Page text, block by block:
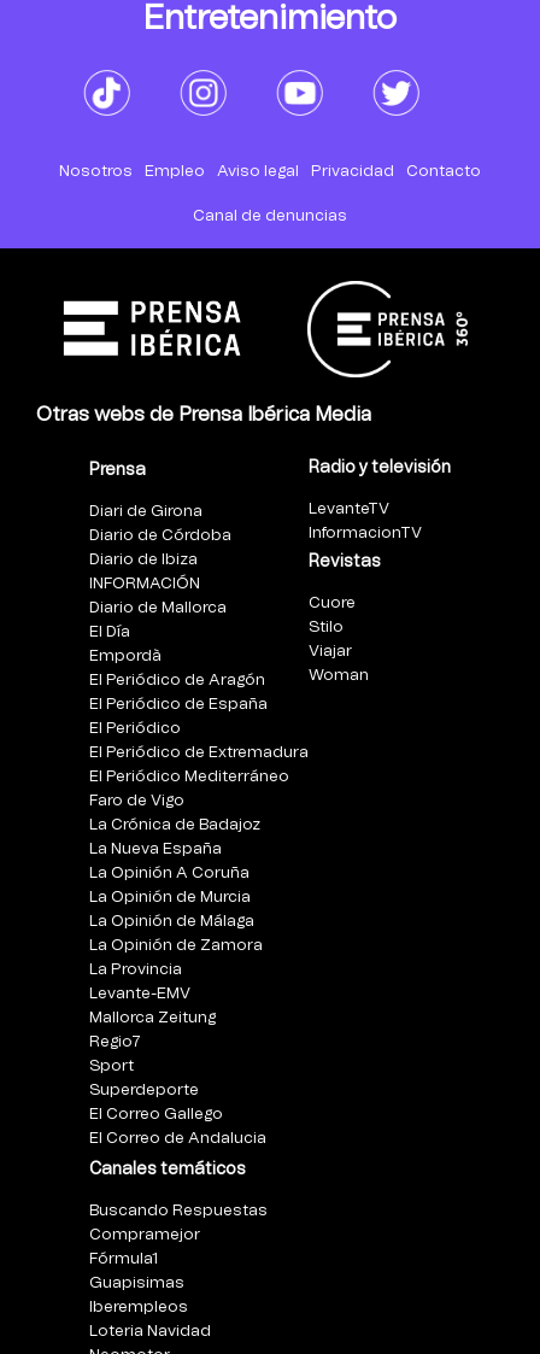
Entretenimiento
Nosotros Empleo Aviso legal Privacidad Contacto
Canal de denuncias
Otras webs de Prensa Ibérica Media
Prensa
Diari de Girona
Diario de Córdoba
Diario de Ibiza
INFORMACIÓN
Diario de Mallorca
El Día
Empordà
El Periódico de Aragón
El Periódico de España
El Periódico
El Periódico de Extremadura
El Periódico Mediterráneo
Faro de Vigo
La Crónica de Badajoz
La Nueva España
La Opinión A Coruña
La Opinión de Murcia
La Opinión de Málaga
La Opinión de Zamora
La Provincia
Levante-EMV
Mallorca Zeitung
Regio7
Sport
Superdeporte
El Correo Gallego
El Correo de Andalucia
Canales temáticos
Buscando Respuestas
Compramejor
Fórmula1
Guapisimas
Iberempleos
Loteria Navidad
Radio y televisión
LevanteTV
InformacionTV
Revistas
Cuore
Stilo
Viajar
Woman